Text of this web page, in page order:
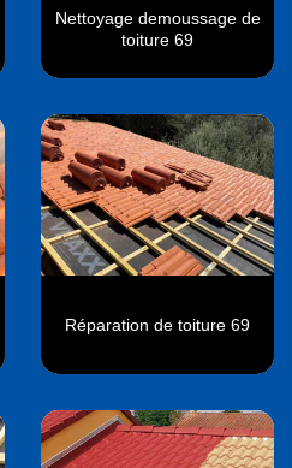
Nettoyage demoussage de
toiture 69
Réparation de toiture 69